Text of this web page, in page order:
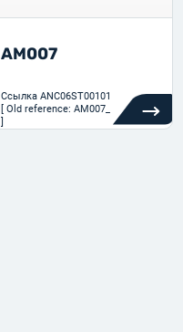
AM007
Ссылка ANC06ST00101
[ Old reference: AM007_
]